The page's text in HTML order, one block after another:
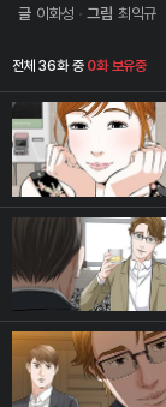
글 이화성 그림 최익규
전체 36화 중 0화 보유중